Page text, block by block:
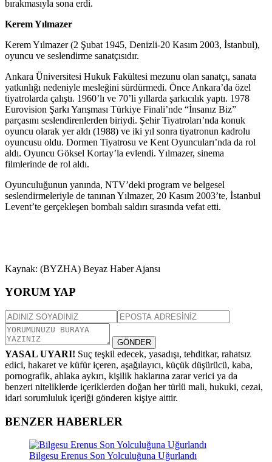
bırakmasıyla sona erdi.
Kerem Yılmazer
Kerem Yılmazer (2 Şubat 1945, Denizli-20 Kasım 2003, İstanbul),
oyuncu ve seslendirme sanatçısıdır.
Ankara Üniversitesi Hukuk Fakültesi mezunu olan sanatçı, sanata
yatkınlığı nedeniyle mesleğini sürdürmedi. Önce Ankara’da özel
tiyatrolarda çalıştı. 1960’lı ve 70’li yıllarda şarkıcılık yaptı. 1978
Eurovision Şarkı Yarışması Türkiye Finali’nde “İnsanız Biz”
parçasını seslendirenlerden biriydi. Şehir Tiyatroları’nda konuk
oyuncu olarak yer aldı (1988) ve iki yıl sonra tiyatronun kadrolu
oyuncusu oldu. Dormen Tiyatrosu ve Kent Oyuncuları’nda da rol
aldı. Oyuncu Göksel Kortay’la evlendi. Yılmazer, sinema
filmlerinde de rol aldı.
Oyunculuğunun yanında, NTV’deki program ve belgesel
seslendirmeleriyle de tanınan Yılmazer, 20 Kasım 2003’te, İstanbul
Levent’te gerçekleşen bombalı saldırı sırasında vefat etti.
Kaynak: (BYZHA) Beyaz Haber Ajansı
YORUM YAP
GÖNDER
YASAL UYARI! Suç teşkil edecek, yasadışı, tehditkar, rahatsız
edici, hakaret ve küfür içeren, aşağılayıcı, küçük düşürücü, kaba,
pornografik, ahlaka aykırı, kişilik haklarına zarar verici ya da
benzeri niteliklerde içeriklerden doğan her türlü mali, hukuki, cezai,
idari sorumluluk içeriği gönderen kişiye aittir.
BENZER HABERLER
Bilgesu Erenus Son Yolculuğuna Uğurlandı